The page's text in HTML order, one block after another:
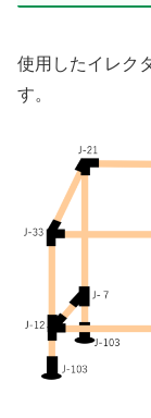
使用したイレク
す。